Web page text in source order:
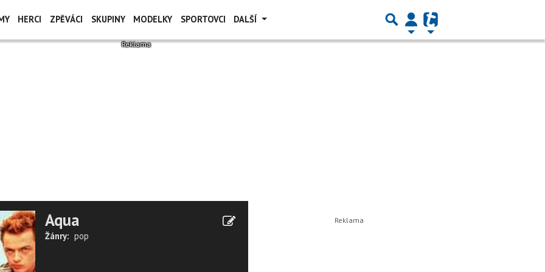
HERCI ZPĚVÁCI SKUPINY MODELKY SPORTOVCI DALŠÍ
Aqua
Žánry: pop